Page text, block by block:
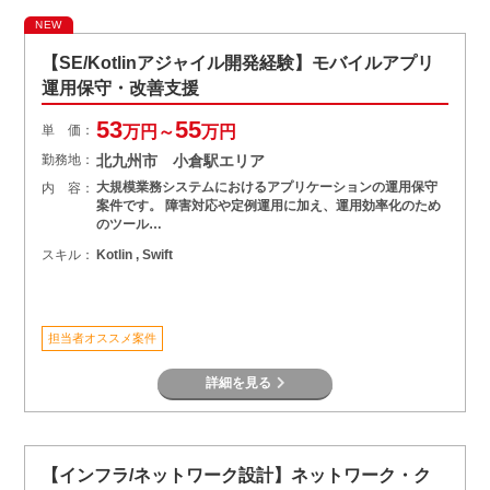
NEW
【SE/Kotlinアジャイル開発経験】モバイルアプリ
運用保守・改善支援
単 価： 53万円～55万円
勤務地： 北九州市 小倉駅エリア
内 容： 大規模業務システムにおけるアプリケーションの運用保守
案件です。 障害対応や定例運用に加え、運用効率化のため
のツール…
スキル： Kotlin , Swift
担当者オススメ案件
詳細を見る
【インフラ/ネットワーク設計】ネットワーク・ク